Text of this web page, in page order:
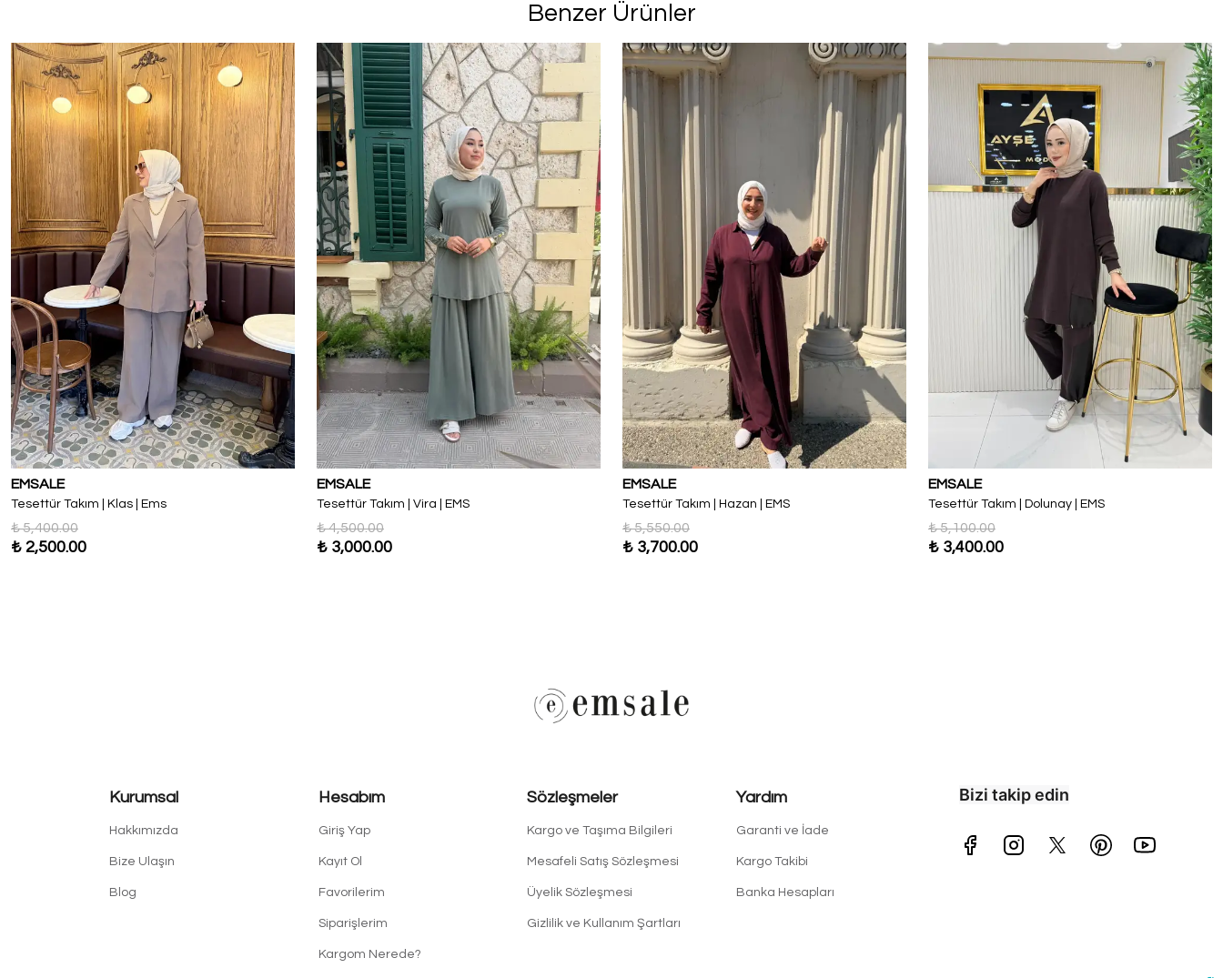
Benzer Ürünler
EMSALE
Tesettür Takım | Klas | Ems
₺ 5,400.00
₺ 2,500.00
EMSALE
Tesettür Takım | Vira | EMS
₺ 4,500.00
₺ 3,000.00
EMSALE
Tesettür Takım | Hazan | EMS
₺ 5,550.00
₺ 3,700.00
EMSALE
Tesettür Takım | Dolunay | EMS
₺ 5,100.00
₺ 3,400.00
Kurumsal
Hakkımızda
Bize Ulaşın
Blog
Hesabım
Giriş Yap
Kayıt Ol
Favorilerim
Siparişlerim
Kargom Nerede?
Sözleşmeler
Kargo ve Taşıma Bilgileri
Mesafeli Satış Sözleşmesi
Üyelik Sözleşmesi
Gizlilik ve Kullanım Şartları
Yardım
Garanti ve İade
Kargo Takibi
Banka Hesapları
Bizi takip edin